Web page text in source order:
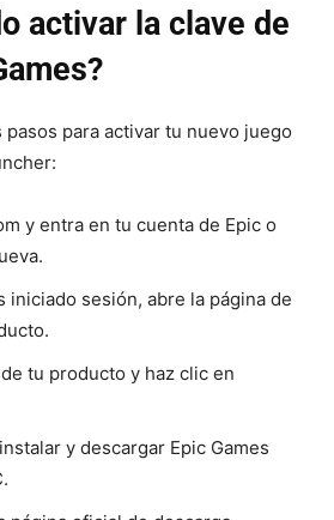
activar la clave de
para activar tu nuevo juego
y entra en tu cuenta de Epic o
iniciado sesión, abre la página de
tu producto y haz clic en
y descargar Epic Games